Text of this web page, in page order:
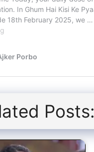
Posts: